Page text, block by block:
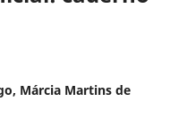
Márcia Martins de